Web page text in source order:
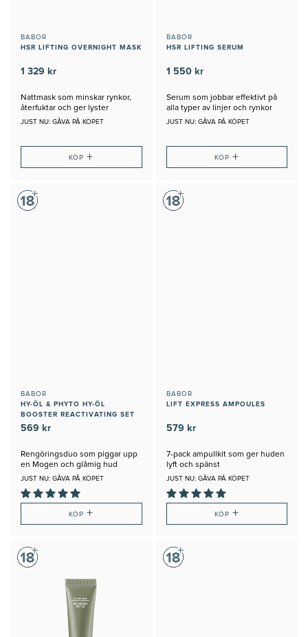
BABOR
HSR LIFTING OVERNIGHT MASK
1 329 kr
Nattmask som minskar rynkor,
återfuktar och ger lyster
JUST NU: GÅVA PÅ KÖPET
KÖP+
BABOR
HSR LIFTING SERUM
1 550 kr
Serum som jobbar effektivt på
alla typer av linjer och rynkor
JUST NU: GÅVA PÅ KÖPET
KÖP +
BABOR
HY-ÖL & PHYTO HY-ÖL
BOOSTER REACTIVATING SET
569 kr
Rengöringsduo som piggar upp
en Mogen och glåmig hud
JUST NU: GÅVA PÅ KÖPET
KÖP+
BABOR
LIFT EXPRESS AMPOULES
579 kr
7-pack ampullkit som ger huden
lyft och spänst
JUST NU: GÅVA PÅ KÖPET
KÖP +